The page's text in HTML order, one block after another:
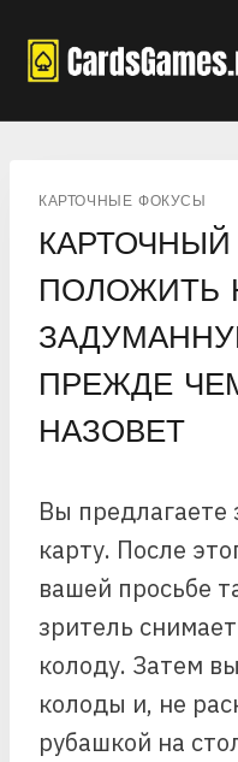
КАРТОЧНЫЕ ФОКУСЫ
ПОЛОЖИТЬ
ПРЕЖДЕ
НАЗОВЕТ
Вы предлагаете
карту. После
вашей просьбе
зритель
колоду. Затем
колоды и, не
рубашкой на